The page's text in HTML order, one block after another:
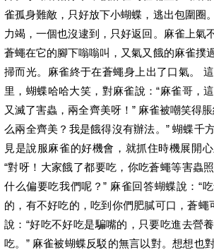
雀孤身難敵，只好放下小蝴蝶，逃出包圍圈
力竭，一個也沒逮到，只好返回。麻雀上氣
蒼蠅在它的腳下嗡嗡叫，又氣又餓的麻雀撲
掃而光。麻雀終于在蒼蠅身上出了口氣。
里，蝴蝶哈哈大笑，對麻雀說：“麻雀哥，
又滅了害蟲，兩全齊美呀！” 麻雀被嘲笑得
么兩全齊美？我是餓得沒有辦法。” 蝴蝶千
見是說服麻雀的好機會，就抓住時機展開
“對呀！大家餓了都要吃，你吃蒼蠅等害蟲
什么偏要吃我們呢？” 麻雀回答蝴蝶說：“
的，有不好吃的，吃到你們肥膩可口，蒼蠅
說：“好吃不好吃是騙嘴的，只要吃進去營
吃。” 麻雀被蝴蝶反駁的無言以對。想想也